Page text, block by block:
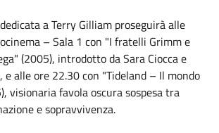
a Terry Gilliam proseguirà alle
– Sala 1 con "I fratelli Grimm e
(2005), introdotto da Sara Ciocca e
e alle ore 22.30 con "Tideland – Il mondo
visionaria favola oscura sospesa tra
e sopravvivenza.